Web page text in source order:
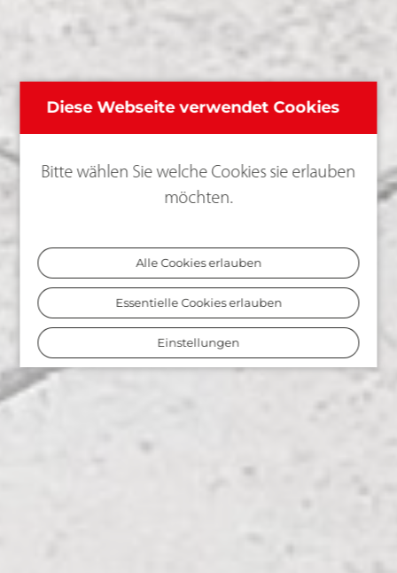
Diese Webseite verwendet Cookies
Bitte wählen Sie welche Cookies sie erlauben
möchten.
Alle Cookies erlauben
Essentielle Cookies erlauben
Einstellungen